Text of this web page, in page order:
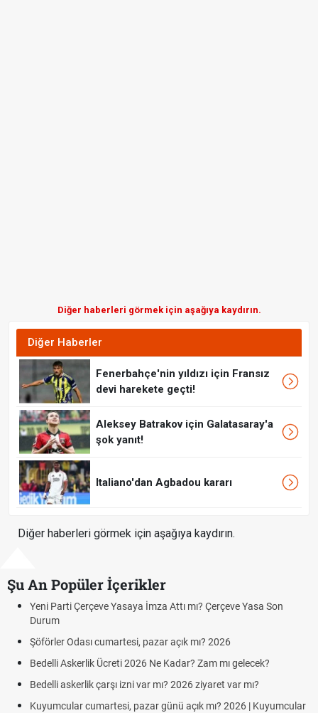
Diğer haberleri görmek için aşağıya kaydırın.
Diğer Haberler
Fenerbahçe'nin yıldızı için Fransız
devi harekete geçti!
Aleksey Batrakov için Galatasaray'a
şok yanıt!
Italiano'dan Agbadou kararı
Diğer haberleri görmek için aşağıya kaydırın.
Şu An Popüler İçerikler
Çerçeve Yasa Son
2026
mı gelecek?
var mı?
mı? 2026 | Kuyumcular
Hafta Sonları Yıllık İzinden Sayılır mı?
Aras Kargo Cumartesi-pazar açık mı?